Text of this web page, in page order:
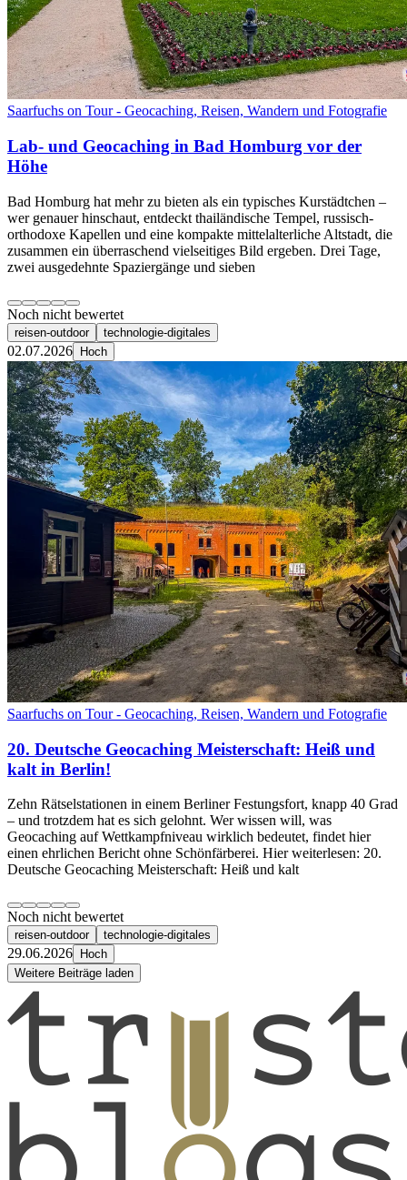
Saarfuchs on Tour - Geocaching, Reisen, Wandern und Fotografie
Lab- und Geocaching in Bad Homburg vor der
Höhe
Bad Homburg hat mehr zu bieten als ein typisches Kurstädtchen –
wer genauer hinschaut, entdeckt thailändische Tempel, russisch-
orthodoxe Kapellen und eine kompakte mittelalterliche Altstadt, die
zusammen ein überraschend vielseitiges Bild ergeben. Drei Tage,
zwei ausgedehnte Spaziergänge und sieben
Noch nicht bewertet
reisen-outdoor technologie-digitales
02.07.2026 Hoch
Saarfuchs on Tour - Geocaching, Reisen, Wandern und Fotografie
20. Deutsche Geocaching Meisterschaft: Heiß und
kalt in Berlin!
Zehn Rätselstationen in einem Berliner Festungsfort, knapp 40 Grad
– und trotzdem hat es sich gelohnt. Wer wissen will, was
Geocaching auf Wettkampfniveau wirklich bedeutet, findet hier
einen ehrlichen Bericht ohne Schönfärberei. Hier weiterlesen: 20.
Deutsche Geocaching Meisterschaft: Heiß und kalt
Noch nicht bewertet
reisen-outdoor technologie-digitales
29.06.2026
Hoch
Weitere Beiträge laden